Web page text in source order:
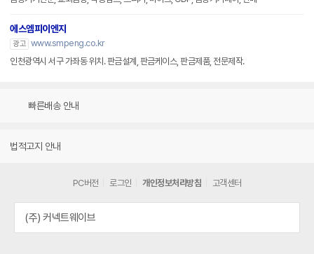
에스엠피이엔지
광고 www.smpeng.co.kr
인천광역시 서구 가좌동 위치. 판금설계, 판금케이스, 판금제품, 전문제작.
빠른배송 안내
법적고지 안내
PC버전 로그인 개인정보처리방침 고객센터
(주) 커넥트웨이브